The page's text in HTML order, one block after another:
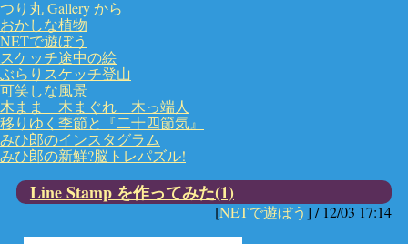
つり丸 Gallery から
おかしな植物
NETで遊ぼう
スケッチ途中の絵
ぶらりスケッチ登山
可笑しな風景
木まま 木まぐれ 木っ端人
移りゆく季節と『二十四節気』
みひ郎のインスタグラム
みひ郎の新鮮?脳トレパズル!
Line Stamp を作ってみた(1)
[NETで遊ぼう] / 12/03 17:14